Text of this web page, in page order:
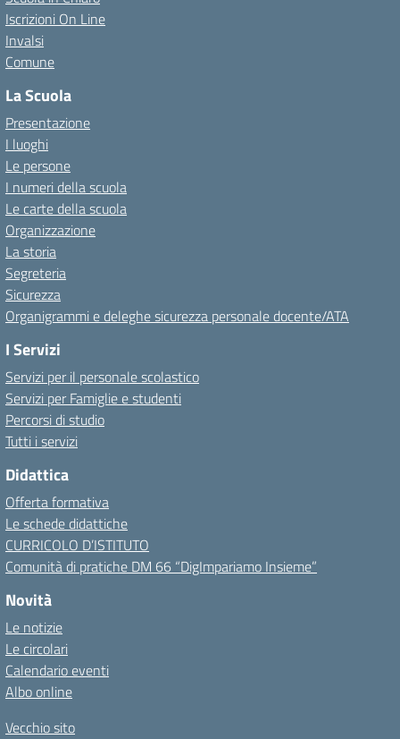
Iscrizioni On Line
Invalsi
Comune
La Scuola
Presentazione
I luoghi
Le persone
I numeri della scuola
Le carte della scuola
Organizzazione
La storia
Segreteria
Sicurezza
Organigrammi e deleghe sicurezza personale docente/ATA
I Servizi
Servizi per il personale scolastico
Servizi per Famiglie e studenti
Percorsi di studio
Tutti i servizi
Didattica
Offerta formativa
Le schede didattiche
CURRICOLO D’ISTITUTO
Comunità di pratiche DM 66 “DigImpariamo Insieme”
Novità
Le notizie
Le circolari
Calendario eventi
Albo online
Vecchio sito